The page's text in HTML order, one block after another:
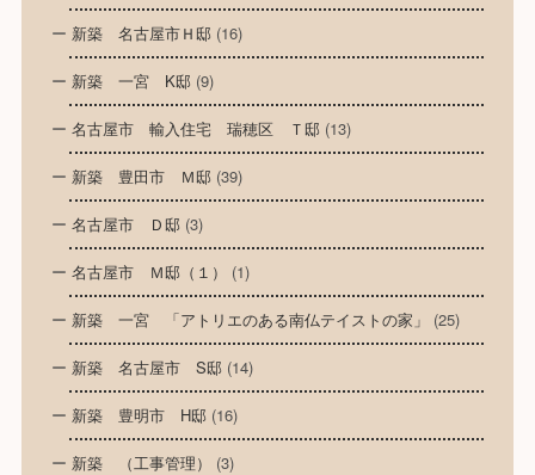
新築 名古屋市Ｈ邸(16)
新築 一宮 K邸(9)
名古屋市 輸入住宅 瑞穂区 Ｔ邸(13)
新築 豊田市 Ｍ邸(39)
名古屋市 Ｄ邸(3)
名古屋市 Ｍ邸（１） (1)
新築 一宮 「アトリエのある南仏テイストの家」 (25)
新築 名古屋市 S邸(14)
新築 豊明市 H邸(16)
新築 （工事管理） (3)